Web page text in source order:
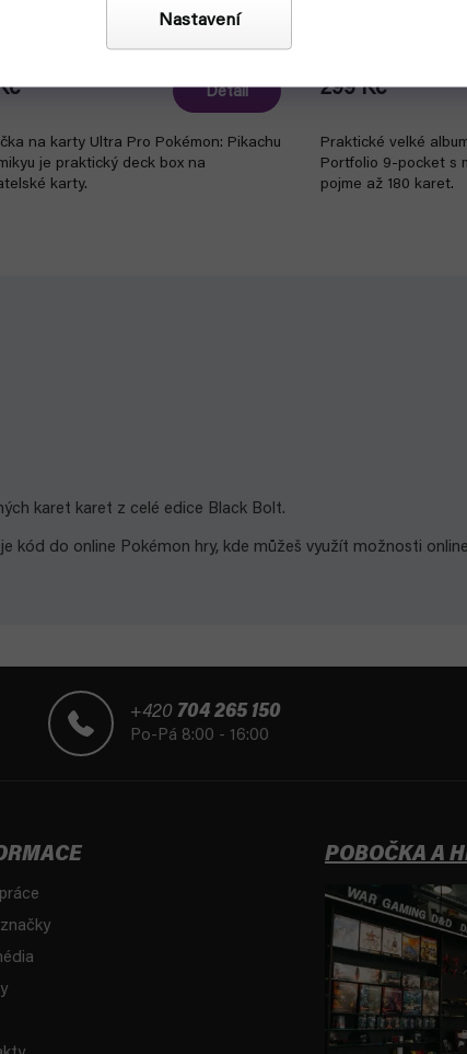
Nastavení
na naskladnění
Detail
na karty Ultra Pro Pokémon: Pikachu
je praktický deck box na
karty.
299 Kč
Praktické velké
Portfolio 9-pocket s
pojme až 180 karet.
karet karet z celé edice Black Bolt.
kód do online Pokémon hry, kde můžeš využít možnosti online
+420 704 265 150
Po-Pá 8:00 - 16:00
POBOČKA A